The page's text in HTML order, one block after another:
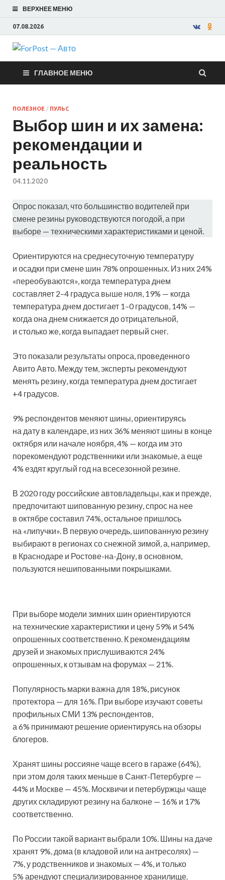
ВЕРХНЕЕ МЕНЮ
07.08.2026
ForPost —
Авто
ГЛАВНОЕ МЕНЮ
ПОЛЕЗНОЕ / ПУЛЬС
Выбор шин и их замена:
рекомендации и
реальность
04.11.2020
Опрос показал, что большинство водителей при
смене резины руководствуются погодой, а при
выборе — техническими характеристиками и ценой.
Ориентируются на среднесуточную температуру
и осадки при смене шин 78% опрошенных. Из них 24%
«переобуваются», когда температура днем
составляет 2–4 градуса выше ноля, 19% — когда
температура днем достигает 1–0 градусов, 14% —
когда она днем снижается до отрицательной,
и столько же, когда выпадает первый снег.
Это показали результаты опроса, проведенного
Авито Авто. Между тем, эксперты рекомендуют
менять резину, когда температура днем достигает
+4 градусов.
9% респондентов меняют шины, ориентируясь
на дату в календаре, из них 36% меняют шины в конце
октября или начале ноября, 4% — когда им это
порекомендуют родственники или знакомые, а еще
4% ездят круглый год на всесезонной резине.
В 2020 году российские автовладельцы, как и прежде,
предпочитают шипованную резину, спрос на нее
в октябре составил 74%, остальное пришлось
на «липучки». В первую очередь, шипованную резину
выбирают в регионах со снежной зимой, а, например,
в Краснодаре и Ростове-на-Дону, в основном,
пользуются нешипованными покрышками.
При выборе модели зимних шин ориентируются
на технические характеристики и цену 59% и 54%
опрошенных соответственно. К рекомендациям
друзей и знакомых прислушиваются 24%
опрошенных, к отзывам на форумах — 21%.
Популярность марки важна для 18%, рисунок
протектора — для 16%. При выборе изучают советы
профильных СМИ 13% респондентов,
а 6% принимают решение ориентируясь на обзоры
блогеров.
Хранят шины россияне чаще всего в гараже (64%),
при этом доля таких меньше в Санкт-Петербурге —
44% и Москве — 45%. Москвичи и петербуржцы чаще
других складируют резину на балконе — 16% и 17%
соответственно.
По России такой вариант выбрали 10%. Шины на даче
хранят 9%, дома (в кладовой или на антресолях) —
7%, у родственников и знакомых — 4%, и только
5% арендуют специализированное хранилище.